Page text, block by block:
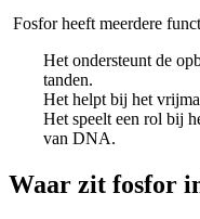
Fosfor heeft meerdere
Het ondersteunt de
tanden.
Het helpt bij het
Het speelt een rol bij
van DNA.
Waar zit fosfor